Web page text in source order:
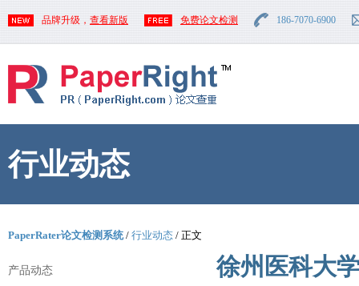
品牌升级， 查看新版 免费论文检测 186-7070-6900
行业动态
PaperRater论文检测系统/ 行业动态 / 正文
产品动态 徐州医科大